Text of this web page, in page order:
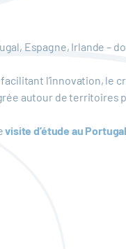
Espagne, Irlande –
facilitant l’innovation, le
autour de territoires
visite d’étude au Portugal